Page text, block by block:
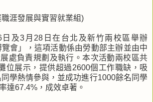
涯發展與實習就業組)
及3月28日在台北及新竹兩校區舉辦
覽會」，這項活動係由勞動部主辦並由中
處負責規劃及執行。本次活動兩校區共
位展示，提供超過2600個工作職缺，吸
學熱情參與，並成功進行1000餘名同學
達67.4%，成效卓著。